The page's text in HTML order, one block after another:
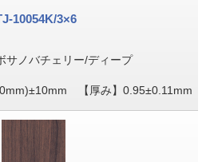
10054K/3×6
ノバチェリー/ディープ
【厚み】0.95±0.11mm